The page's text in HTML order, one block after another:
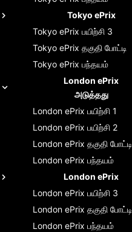
Tokyo ePrix
Tokyo ePrix பயிற்சி 3
Tokyo ePrix தகுதி போட்டி
Tokyo ePrix பந்தயம்
London ePrix
அடுத்தது
London ePrix பயிற்சி 1
London ePrix பயிற்சி 2
London ePrix தகுதி போட்டி
London ePrix பந்தயம்
London ePrix
London ePrix பயிற்சி 3
London ePrix தகுதி போட்டி
London ePrix பந்தயம்